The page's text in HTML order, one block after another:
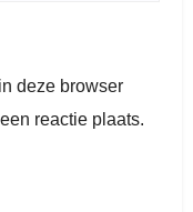
deze browser
reactie plaats.